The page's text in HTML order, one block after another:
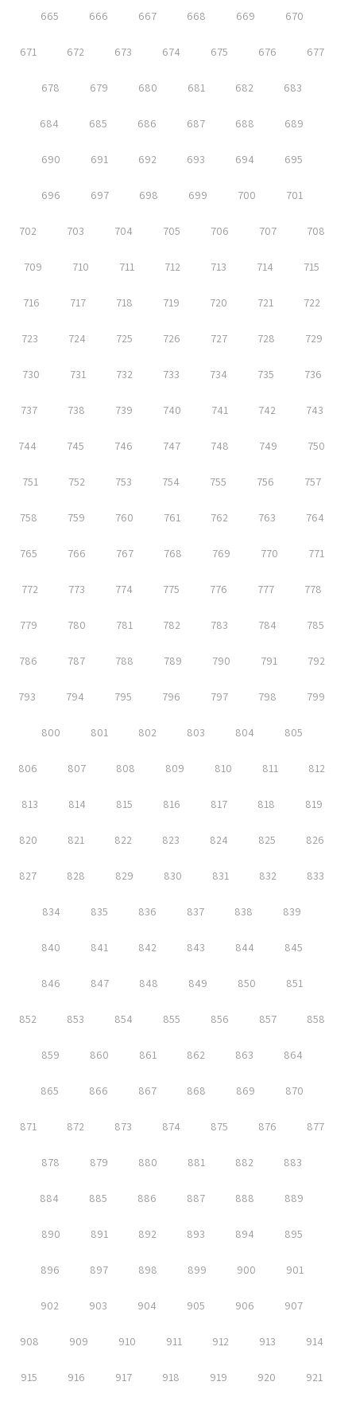
665 666 667 668 669 670
671 672 673 674 675 676 677
678 679 680 681 682 683
684 685 686 687 688 689
690 691 692 693 694 695
696 697 698 699 700 701
702 703 704 705 706 707 708
709 710 711 712 713 714 715
716 717 718 719 720 721 722
723 724 725 726 727 728 729
730 731 732 733 734 735 736
737 738 739 740 741 742 743
744 745 746 747 748 749 750
751 752 753 754 755 756 757
758 759 760 761 762 763 764
765 766 767 768 769 770 771
772 773 774 775 776 777 778
779 780 781 782 783 784 785
786 787 788 789 790 791 792
793 794 795 796 797 798 799
800 801 802 803 804 805
806 807 808 809 810 811 812
813 814 815 816 817 818 819
820 821 822 823 824 825 826
827 828 829 830 831 832 833
834 835 836 837 838 839
840 841 842 843 844 845
846 847 848 849 850 851
852 853 854 855 856 857 858
859 860 861 862 863 864
865 866 867 868 869 870
871 872 873 874 875 876 877
878 879 880 881 882 883
884 885 886 887 888 889
890 891 892 893 894 895
896 897 898 899 900 901
902 903 904 905 906 907
908 909 910 911 912 913 914
915 916 917 918 919 920 921